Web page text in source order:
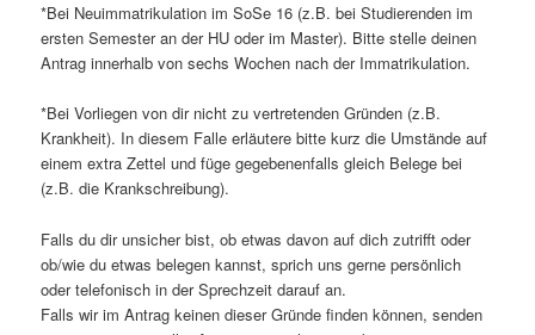
*Bei Neuimmatrikulation im SoSe 16 (z.B. bei Studierenden im
ersten Semester an der HU oder im Master). Bitte stelle deinen
Antrag innerhalb von sechs Wochen nach der Immatrikulation.
*Bei Vorliegen von dir nicht zu vertretenden Gründen (z.B.
Krankheit). In diesem Falle erläutere bitte kurz die Umstände auf
einem extra Zettel und füge gegebenenfalls gleich Belege bei
(z.B. die Krankschreibung).
Falls du dir unsicher bist, ob etwas davon auf dich zutrifft oder
ob/wie du etwas belegen kannst, sprich uns gerne persönlich
oder telefonisch in der Sprechzeit darauf an.
Falls wir im Antrag keinen dieser Gründe finden können, senden